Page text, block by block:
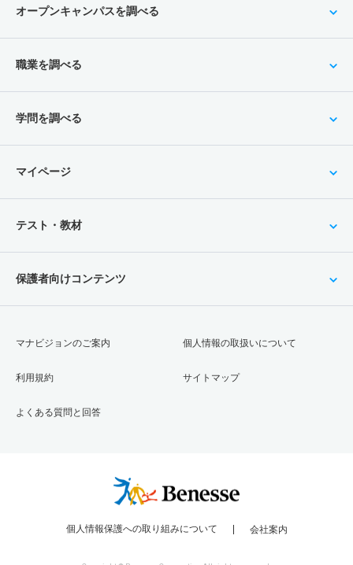
オープンキャンパスを調べる
職業を調べる
学問を調べる
マイページ
テスト・教材
保護者向けコンテンツ
マナビジョンのご案内
利用規約
よくある質問と回答
個人情報の取扱いについて
サイトマップ
個人情報保護への取り組みについて 会社案内